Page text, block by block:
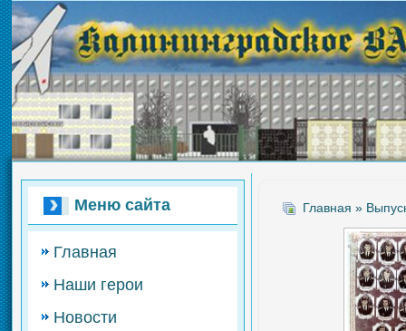
Меню сайта
Главная
Наши герои
Новости
Главная »